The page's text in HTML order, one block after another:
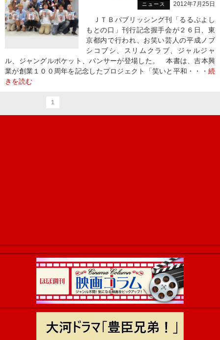
ニュース 2012年7月25日
ＪＴＢパブリッシング刊「るるぶよし
もとの口」刊行記念握手会が２６日、東
京都内で行われ、お笑い芸人の平成ノブ
シコブシ、スリムクラブ、ジャルジャ
ル、ジャングルポケット、パンサーが登場した。 本書は、吉本興
業が創業１００周年を記念したプロジェクト「笑いと平和・・・ 続
きを読む
1